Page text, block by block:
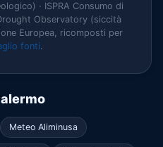
· ISPRA Consumo di
Observatory (siccità
Europea, ricomposti per
fonti.
Meteo Aliminusa